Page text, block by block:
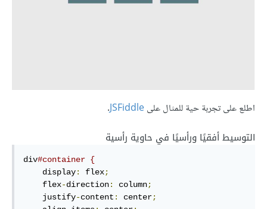
اطلع على تجربة حية للمثال علىJSFiddle
.
التوسيط أفقيًا ورأسيًا في حاوية رأسية
div#container {
    display
: flex;
    flex
-direction: column;
    justify
-content : center;